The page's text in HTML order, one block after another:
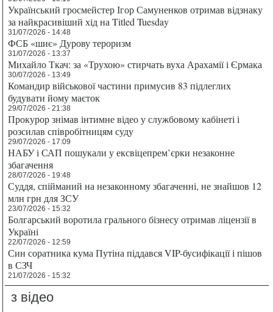
Український гросмейстер Ігор Самуненков отримав відзнаку
за найкрасивіший хід на Titled Tuesday
31/07/2026 - 14:48
ФСБ «шиє» Дурову тероризм
31/07/2026 - 13:37
Михайло Ткач: за «Трухою» стирчать вуха Арахамії і Єрмака
30/07/2026 - 13:49
Командир військової частини примусив 83 підлеглих
будувати йому маєток
29/07/2026 - 21:38
Прокурор знімав інтимне відео у службовому кабінеті і
розсилав співробітницям суду
29/07/2026 - 17:09
НАБУ і САП пошукали у ексвіцепрем’єрки незаконне
збагачення
28/07/2026 - 19:48
Суддя, спійманий на незаконному збагаченні, не знайшов 12
млн грн для ЗСУ
23/07/2026 - 15:32
Болгарський воротила грального бізнесу отримав ліцензії в
Україні
22/07/2026 - 12:59
Син соратника кума Путіна піддався VIP-бусифікації і пішов
в СЗЧ
21/07/2026 - 15:32
з відео